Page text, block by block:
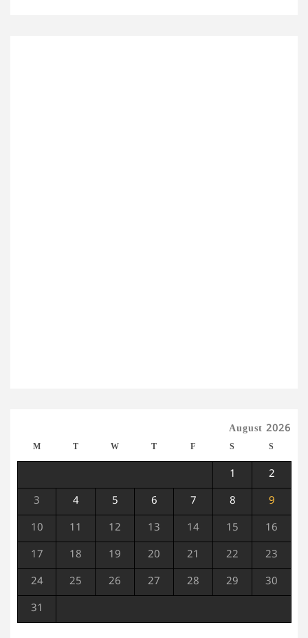
August 2026
M T W T F S S
1 2
3 4 5 6 7 8 9
10 11 12 13 14 15 16
17 18 19 20 21 22 23
24 25 26 27 28 29 30
31